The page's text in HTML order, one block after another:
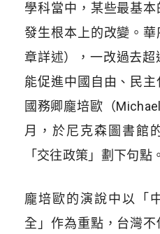
學科當中，某些最基本
發生根本上的改變。
章詳述），一改過去
能促進中國自由、民
國務卿龐培歐（
月，於尼克森圖書館
「交往政策」劃下句點。
龐培歐的演說中以「
全」作為重點，台灣